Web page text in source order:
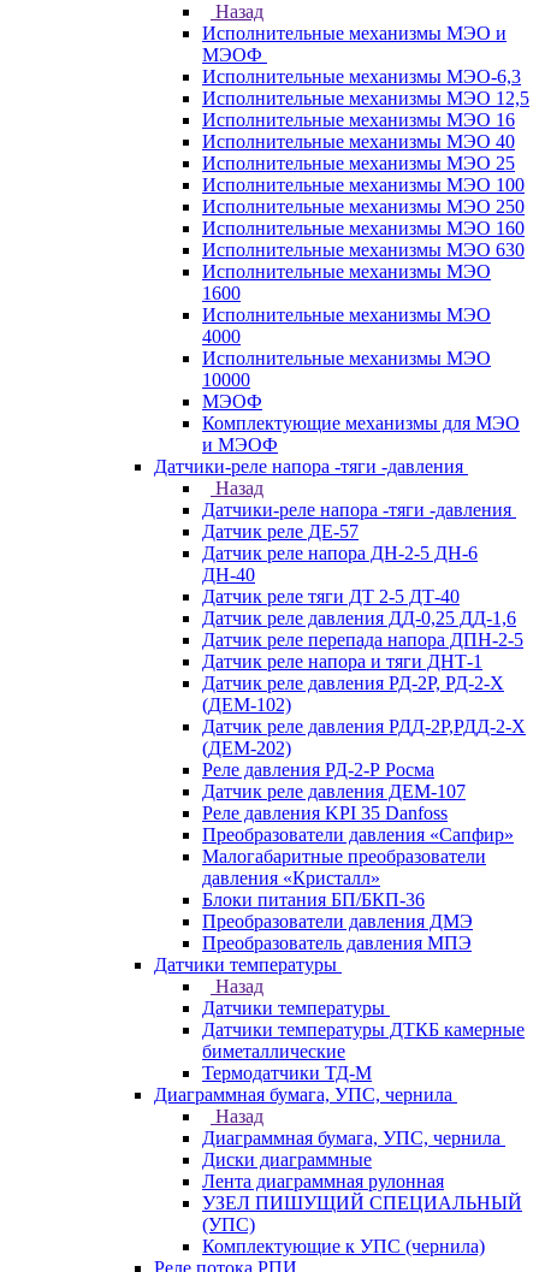
Назад
Исполнительные механизмы МЭО и
МЭОФ
Исполнительные механизмы МЭО-6,3
Исполнительные механизмы МЭО 12,5
Исполнительные механизмы МЭО 16
Исполнительные механизмы МЭО 40
Исполнительные механизмы МЭО 25
Исполнительные механизмы МЭО 100
Исполнительные механизмы МЭО 250
Исполнительные механизмы МЭО 160
Исполнительные механизмы МЭО 630
Исполнительные механизмы МЭО
1600
Исполнительные механизмы МЭО
4000
Исполнительные механизмы МЭО
10000
МЭОФ
Комплектующие механизмы для МЭО
и МЭОФ
Датчики-реле напора -тяги -давления
Назад
Датчики-реле напора -тяги -давления
Датчик реле ДЕ-57
Датчик реле напора ДН-2-5 ДН-6
ДН-40
Датчик реле тяги ДТ 2-5 ДТ-40
Датчик реле давления ДД-0,25 ДД-1,6
Датчик реле перепада напора ДПН-2-5
Датчик реле напора и тяги ДНТ-1
Датчик реле давления РД-2Р, РД-2-Х
(ДЕМ-102)
Датчик реле давления РДД-2Р,РДД-2-Х
(ДЕМ-202)
Реле давления РД-2-Р Росма
Датчик реле давления ДЕМ-107
Реле давления KPI 35 Danfoss
Преобразователи давления «Сапфир»
Малогабаритные преобразователи
давления «Кристалл»
Блоки питания БП/БКП-36
Преобразователи давления ДМЭ
Преобразователь давления МПЭ
Датчики температуры
Назад
Датчики температуры
Датчики температуры ДТКБ камерные
биметаллические
Термодатчики ТД-М
Диаграммная бумага, УПС, чернила
Назад
Диаграммная бумага, УПС, чернила
Диски диаграммные
Лента диаграммная рулонная
УЗЕЛ ПИШУЩИЙ СПЕЦИАЛЬНЫЙ
(УПС)
Комплектующие к УПС (чернила)
Реле потока РПИ